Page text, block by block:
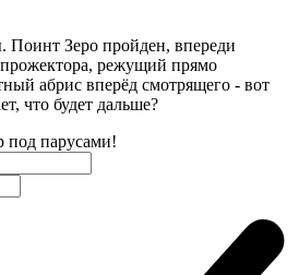
Поинт Зеро пройден, впереди
режущий прямо
абрис вперёд смотрящего - вот
что будет дальше?
под парусами!